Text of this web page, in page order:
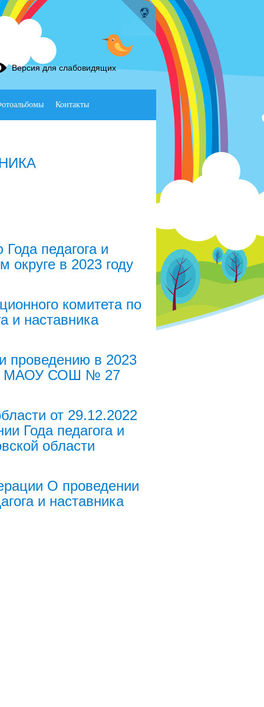
педагога и
округе в 2023 году
комитета по
и наставника
проведению в 2023
в МАОУ СОШ № 27
от 29.12.2022
Года педагога и
области
О проведении
и наставника
Версия для слабовидящих
Контакты